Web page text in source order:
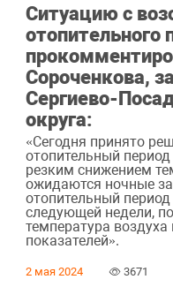
Ситуацию с
отопительного
Сороченкова,
Сергиево-
округа:
«Сегодня принято
отопительный
резким снижением
ожидаются ночные
отопительный период
следующей недели,
температура
показателей».
2 мая 2024 3671